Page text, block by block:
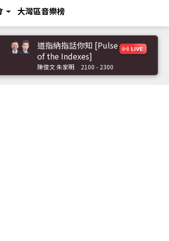
大灣區音樂榜
道指納指話你知 [Pulse
of the Indexes]
陳俊文 朱家明 2100 - 2300